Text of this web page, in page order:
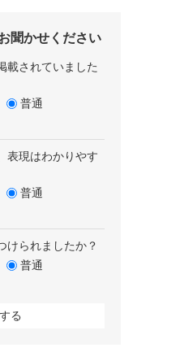
聞かせください
載されていました
普通
表現はわかりやす
普通
けられましたか？
普通